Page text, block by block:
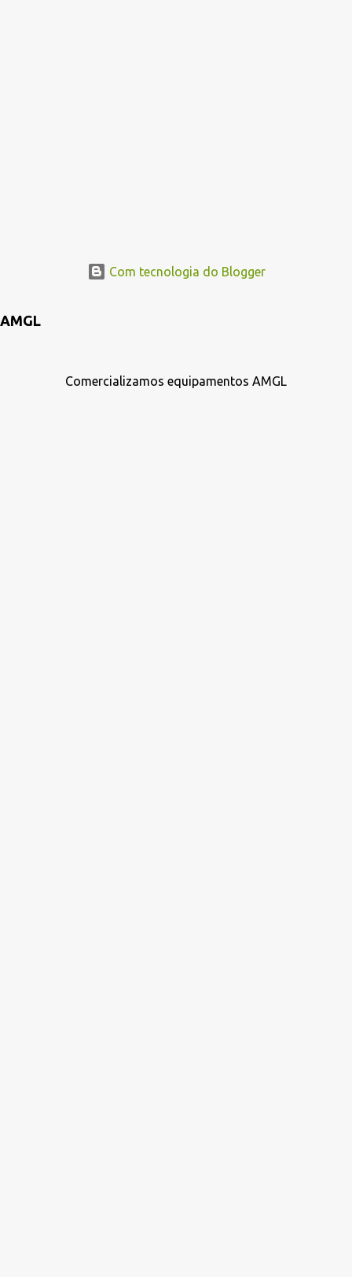
Com tecnologia do Blogger
AMGL
Comercializamos equipamentos AMGL